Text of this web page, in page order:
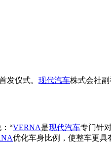
发仪式。 现代汽车株式会社副
“VERNA是现代汽车专门针
优化车身比例，使整车更具